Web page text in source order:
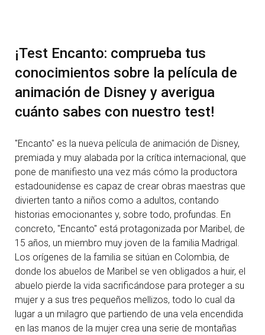
¡Test Encanto: comprueba tus
conocimientos sobre la película de
animación de Disney y averigua
cuánto sabes con nuestro test!
"Encanto" es la nueva película de animación de Disney,
premiada y muy alabada por la crítica internacional, que
pone de manifiesto una vez más cómo la productora
estadounidense es capaz de crear obras maestras que
divierten tanto a niños como a adultos, contando
historias emocionantes y, sobre todo, profundas. En
concreto, "Encanto" está protagonizada por Maribel, de
15 años, un miembro muy joven de la familia Madrigal.
Los orígenes de la familia se sitúan en Colombia, de
donde los abuelos de Maribel se ven obligados a huir, el
abuelo pierde la vida sacrificándose para proteger a su
mujer y a sus tres pequeños mellizos, todo lo cual da
lugar a un milagro que partiendo de una vela encendida
en las manos de la mujer crea una serie de montañas